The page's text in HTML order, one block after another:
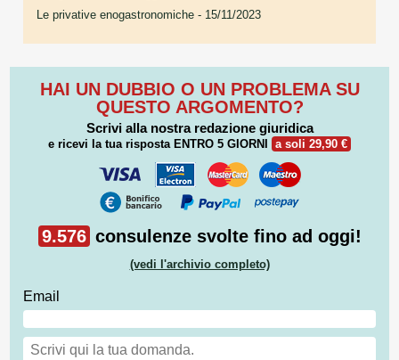
Le privative enogastronomiche - 15/11/2023
HAI UN DUBBIO O UN PROBLEMA SU
QUESTO ARGOMENTO?
Scrivi alla nostra redazione giuridica
e ricevi la tua risposta ENTRO 5 GIORNI a soli 29,90 €
9.576 consulenze svolte fino ad oggi!
(vedi l'archivio completo)
Email